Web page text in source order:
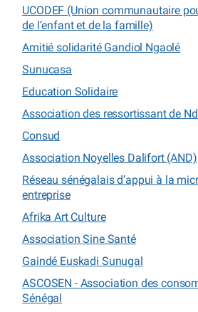
UCODEF (Union communautaire
de l’enfant et de la famille)
Amitié solidarité Gandiol Ngaolé
Sunucasa
Education Solidaire
Association des ressortissant de
Consud
Association Noyelles Dalifort (AND)
Réseau sénégalais d’appui à la
entreprise
Afrika Art Culture
Association Sine Santé
Gaindé Euskadi Sunugal
ASCOSEN - Association des
Sénégal